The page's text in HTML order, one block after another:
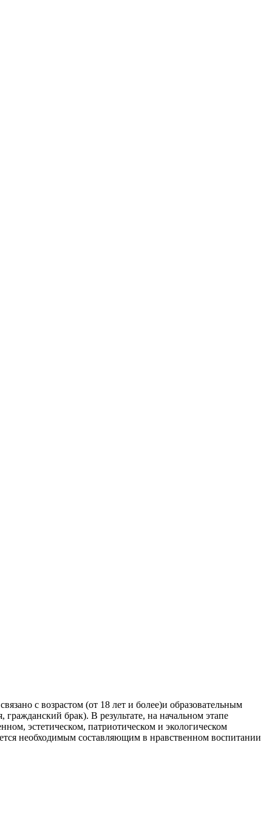
с возрастом (от 18 лет и более)и образовательным
брак). В результате, на начальном этапе
эстетическом, патриотическом и экологическом
необходимым составляющим в нравственном воспитании